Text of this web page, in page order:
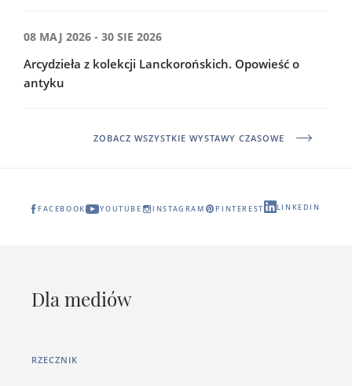
08 MAJ 2026 - 30 SIE 2026
Arcydzieła z kolekcji Lanckorońskich. Opowieść o
antyku
ZOBACZ WSZYSTKIE WYSTAWY CZASOWE
FACEBOOK YOUTUBE INSTAGRAM PINTEREST LINKEDIN
Dla mediów
RZECZNIK